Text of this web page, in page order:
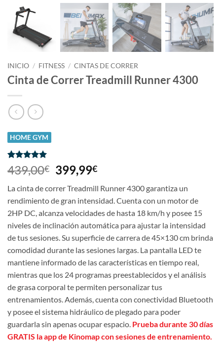
INICIO / FITNESS / CINTAS DE CORRER
Cinta de Correr Treadmill Runner 4300
HOME GYM
Valorado
con5de 5
3
valoraciones
de clientes
439,00€ 399,99€
La cinta de correr Treadmill Runner 4300 garantiza un
rendimiento de gran intensidad. Cuenta con un motor de
2HP DC, alcanza velocidades de hasta 18 km/h y posee 15
niveles de inclinación automática para ajustar la intensidad
de tus sesiones. Su superficie de carrera de 45×130 cm brinda
comodidad durante las sesiones largas. La pantalla LED te
mantiene informado de las características en tiempo real,
mientras que los 24 programas preestablecidos y el análisis
de grasa corporal te permiten personalizar tus
entrenamientos. Además, cuenta con conectividad Bluetooth
y posee el sistema hidráulico de plegado para poder
guardarla sin apenas ocupar espacio. Prueba durante 30 días
GRATIS la app de Kinomap con sesiones de entrenamiento.